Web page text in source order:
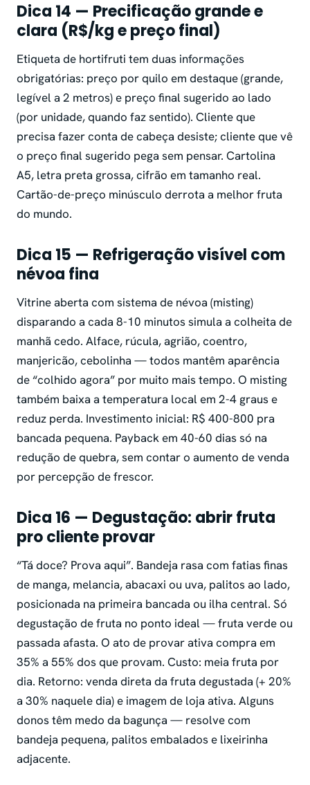
Dica 14 — Precificação grande e
clara (R$/kg e preço final)
Etiqueta de hortifruti tem duas informações
obrigatórias: preço por quilo em destaque (grande,
legível a 2 metros) e preço final sugerido ao lado
(por unidade, quando faz sentido). Cliente que
precisa fazer conta de cabeça desiste; cliente que vê
o preço final sugerido pega sem pensar. Cartolina
A5, letra preta grossa, cifrão em tamanho real.
Cartão-de-preço minúsculo derrota a melhor fruta
do mundo.
Dica 15 — Refrigeração visível com
névoa fina
Vitrine aberta com sistema de névoa (misting)
disparando a cada 8-10 minutos simula a colheita de
manhã cedo. Alface, rúcula, agrião, coentro,
manjericão, cebolinha — todos mantêm aparência
de “colhido agora” por muito mais tempo. O misting
também baixa a temperatura local em 2-4 graus e
reduz perda. Investimento inicial: R$ 400-800 pra
bancada pequena. Payback em 40-60 dias só na
redução de quebra, sem contar o aumento de venda
por percepção de frescor.
Dica 16 — Degustação: abrir fruta
pro cliente provar
“Tá doce? Prova aqui”. Bandeja rasa com fatias finas
de manga, melancia, abacaxi ou uva, palitos ao lado,
posicionada na primeira bancada ou ilha central. Só
degustação de fruta no ponto ideal — fruta verde ou
passada afasta. O ato de provar ativa compra em
35% a 55% dos que provam. Custo: meia fruta por
dia. Retorno: venda direta da fruta degustada (+ 20%
a 30% naquele dia) e imagem de loja ativa. Alguns
donos têm medo da bagunça — resolve com
bandeja pequena, palitos embalados e lixeirinha
adjacente.